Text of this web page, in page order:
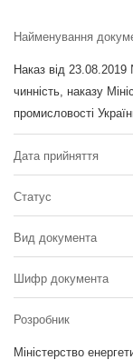
Найменування
Наказ від
чинність, наказу
промисловості
Дата прийняття
Статус
Вид документа
Шифр документа
Розробник
Міністерство